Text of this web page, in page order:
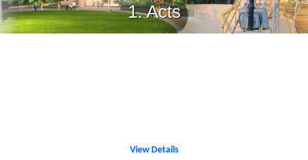
1. Acts
View Details